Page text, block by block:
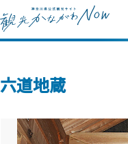
六道地蔵